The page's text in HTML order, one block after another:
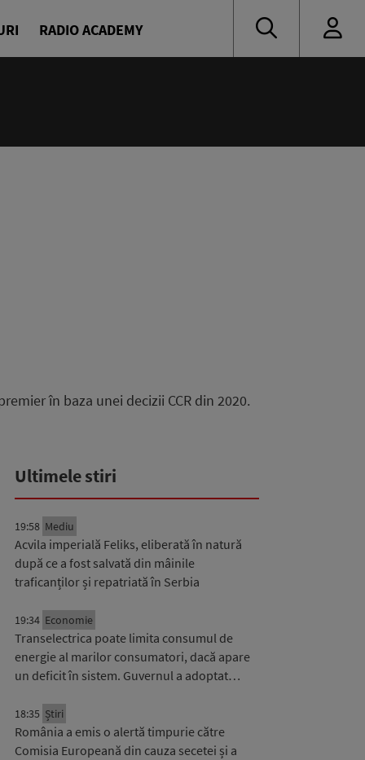
RADIO ACADEMY
în baza unei decizii CCR din 2020.
Ultimele stiri
19:58 Mediu
Acvila imperială Feliks, eliberată în natură
după ce a fost salvată din mâinile
traficanților și repatriată în Serbia
19:34 Economie
Transelectrica poate limita consumul de
energie al marilor consumatori, dacă apare
un deficit în sistem. Guvernul a adoptat…
18:35 Știri
România a emis o alertă timpurie către
Comisia Europeană din cauza secetei și a